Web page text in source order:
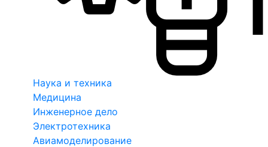
Наука и техника
Медицина
Инженерное дело
Электротехника
Авиамоделирование